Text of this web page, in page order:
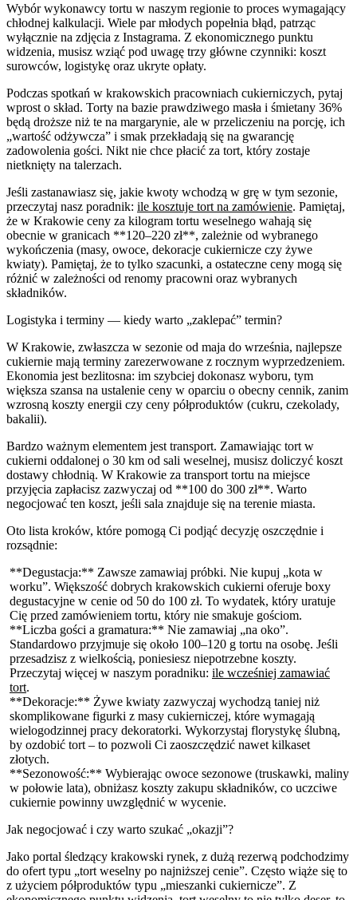
Wybór wykonawcy tortu w naszym regionie to proces wymagający
chłodnej kalkulacji. Wiele par młodych popełnia błąd, patrząc
wyłącznie na zdjęcia z Instagrama. Z ekonomicznego punktu
widzenia, musisz wziąć pod uwagę trzy główne czynniki: koszt
surowców, logistykę oraz ukryte opłaty.
Podczas spotkań w krakowskich pracowniach cukierniczych, pytaj
wprost o skład. Torty na bazie prawdziwego masła i śmietany 36%
będą droższe niż te na margarynie, ale w przeliczeniu na porcję, ich
„wartość odżywcza” i smak przekładają się na gwarancję
zadowolenia gości. Nikt nie chce płacić za tort, który zostaje
nietknięty na talerzach.
Jeśli zastanawiasz się, jakie kwoty wchodzą w grę w tym sezonie,
przeczytaj nasz poradnik: ile kosztuje tort na zamówienie. Pamiętaj,
że w Krakowie ceny za kilogram tortu weselnego wahają się
obecnie w granicach **120–220 zł**, zależnie od wybranego
wykończenia (masy, owoce, dekoracje cukiernicze czy żywe
kwiaty). Pamiętaj, że to tylko szacunki, a ostateczne ceny mogą się
różnić w zależności od renomy pracowni oraz wybranych
składników.
Logistyka i terminy — kiedy warto „zaklepać” termin?
W Krakowie, zwłaszcza w sezonie od maja do września, najlepsze
cukiernie mają terminy zarezerwowane z rocznym wyprzedzeniem.
Ekonomia jest bezlitosna: im szybciej dokonasz wyboru, tym
większa szansa na ustalenie ceny w oparciu o obecny cennik, zanim
wzrosną koszty energii czy ceny półproduktów (cukru, czekolady,
bakalii).
Bardzo ważnym elementem jest transport. Zamawiając tort w
cukierni oddalonej o 30 km od sali weselnej, musisz doliczyć koszt
dostawy chłodnią. W Krakowie za transport tortu na miejsce
przyjęcia zapłacisz zazwyczaj od **100 do 300 zł**. Warto
negocjować ten koszt, jeśli sala znajduje się na terenie miasta.
Oto lista kroków, które pomogą Ci podjąć decyzję oszczędnie i
rozsądnie:
**Degustacja:** Zawsze zamawiaj próbki. Nie kupuj „kota w
worku”. Większość dobrych krakowskich cukierni oferuje boxy
degustacyjne w cenie od 50 do 100 zł. To wydatek, który uratuje
Cię przed zamówieniem tortu, który nie smakuje gościom.
**Liczba gości a gramatura:** Nie zamawiaj „na oko”.
Standardowo przyjmuje się około 100–120 g tortu na osobę. Jeśli
przesadzisz z wielkością, poniesiesz niepotrzebne koszty.
Przeczytaj więcej w naszym poradniku: ile wcześniej zamawiać
tort.
**Dekoracje:** Żywe kwiaty zazwyczaj wychodzą taniej niż
skomplikowane figurki z masy cukierniczej, które wymagają
wielogodzinnej pracy dekoratorki. Wykorzystaj florystykę ślubną,
by ozdobić tort – to pozwoli Ci zaoszczędzić nawet kilkaset
złotych.
**Sezonowość:** Wybierając owoce sezonowe (truskawki, maliny
w połowie lata), obniżasz koszty zakupu składników, co uczciwe
cukiernie powinny uwzględnić w wycenie.
Jak negocjować i czy warto szukać „okazji”?
Jako portal śledzący krakowski rynek, z dużą rezerwą podchodzimy
do ofert typu „tort weselny po najniższej cenie”. Często wiąże się to
z użyciem półproduktów typu „mieszanki cukiernicze”. Z